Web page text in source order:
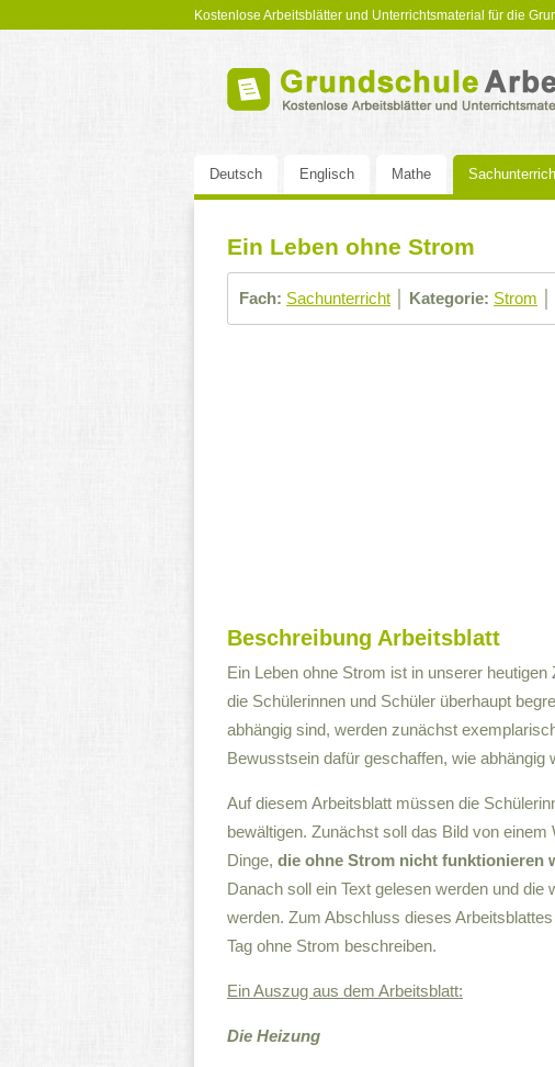
Kostenlose Arbeitsblätter und Unterrichtsmaterial für die
Deutsch Englisch Mathe
Ein Leben ohne Strom
Fach: Sachunterricht Kategorie: Strom
Beschreibung Arbeitsblatt
Ein Leben ohne Strom ist in unserer
die Schülerinnen und Schüler überhaupt
abhängig sind, werden zunächst
Bewusstsein dafür geschaffen, wie abhängig
Auf diesem Arbeitsblatt müssen die
bewältigen. Zunächst soll das Bild von
Dinge, die ohne Strom nicht funktionieren
Danach soll ein Text gelesen werden und
werden. Zum Abschluss dieses
Tag ohne Strom beschreiben.
Ein Auszug aus dem Arbeitsblatt:
Die Heizung